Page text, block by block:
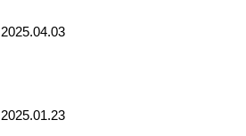
2025.04.03
2025.01.23